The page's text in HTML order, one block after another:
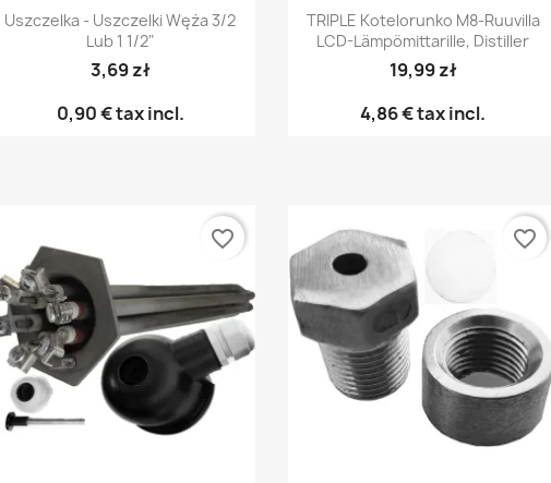
 Pikakatselu
Uszczelka - Uszczelki Węża 3/2
Lub 1 1/2"
3,69 zł
0,90 €tax incl.
Pikakatselu
TRIPLE Kotelorunko M8-Ruuvilla
LCD-Lämpömittarille, Distiller
19,99 zł
4,86 €tax incl.
favorite_border favorite_border